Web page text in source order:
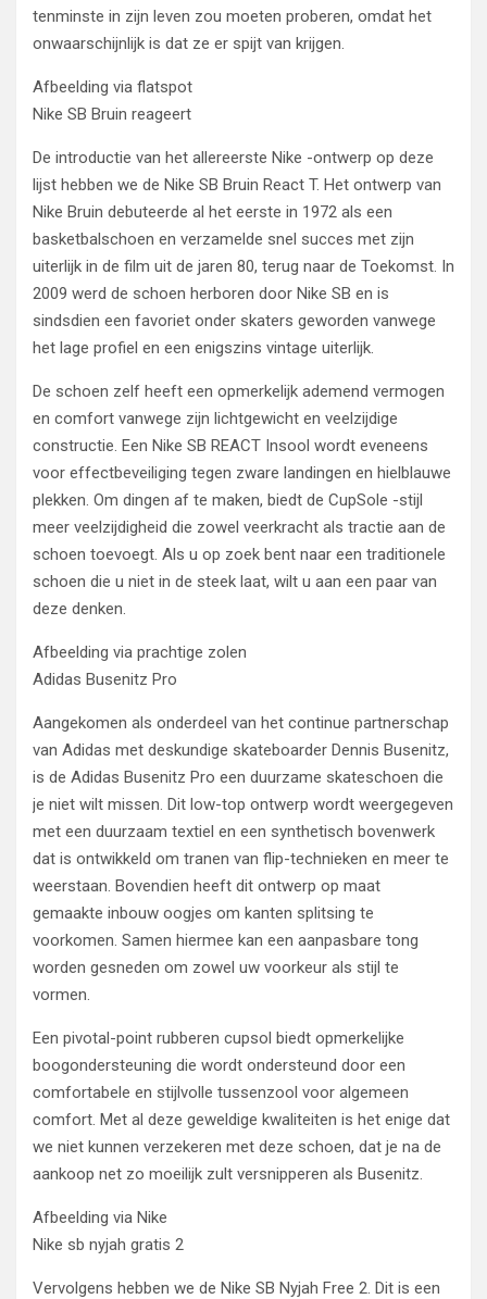
tenminste in zijn leven zou moeten proberen, omdat het
onwaarschijnlijk is dat ze er spijt van krijgen.
Afbeelding via flatspot
Nike SB Bruin reageert
De introductie van het allereerste Nike -ontwerp op deze
lijst hebben we de Nike SB Bruin React T. Het ontwerp van
Nike Bruin debuteerde al het eerste in 1972 als een
basketbalschoen en verzamelde snel succes met zijn
uiterlijk in de film uit de jaren 80, terug naar de Toekomst. In
2009 werd de schoen herboren door Nike SB en is
sindsdien een favoriet onder skaters geworden vanwege
het lage profiel en een enigszins vintage uiterlijk.
De schoen zelf heeft een opmerkelijk ademend vermogen
en comfort vanwege zijn lichtgewicht en veelzijdige
constructie. Een Nike SB REACT Insool wordt eveneens
voor effectbeveiliging tegen zware landingen en hielblauwe
plekken. Om dingen af ​​te maken, biedt de CupSole -stijl
meer veelzijdigheid die zowel veerkracht als tractie aan de
schoen toevoegt. Als u op zoek bent naar een traditionele
schoen die u niet in de steek laat, wilt u aan een paar van
deze denken.
Afbeelding via prachtige zolen
Adidas Busenitz Pro
Aangekomen als onderdeel van het continue partnerschap
van Adidas met deskundige skateboarder Dennis Busenitz,
is de Adidas Busenitz Pro een duurzame skateschoen die
je niet wilt missen. Dit low-top ontwerp wordt weergegeven
met een duurzaam textiel en een synthetisch bovenwerk
dat is ontwikkeld om tranen van flip-technieken en meer te
weerstaan. Bovendien heeft dit ontwerp op maat
gemaakte inbouw oogjes om kanten splitsing te
voorkomen. Samen hiermee kan een aanpasbare tong
worden gesneden om zowel uw voorkeur als stijl te
vormen.
Een pivotal-point rubberen cupsol biedt opmerkelijke
boogondersteuning die wordt ondersteund door een
comfortabele en stijlvolle tussenzool voor algemeen
comfort. Met al deze geweldige kwaliteiten is het enige dat
we niet kunnen verzekeren met deze schoen, dat je na de
aankoop net zo moeilijk zult versnipperen als Busenitz.
Afbeelding via Nike
Nike sb nyjah gratis 2
Vervolgens hebben we de Nike SB Nyjah Free 2. Dit is een